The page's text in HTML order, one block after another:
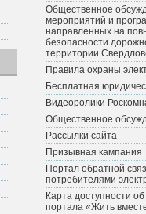
Общественное
мероприятий и
направленных на
безопасности
территории
Правила охраны
Бесплатная
Видеоролики
Общественное
Рассылки сайта
Призывная кампания
Портал обратной
потребителями
Карта доступности
портала «Жить